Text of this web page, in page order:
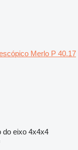
Merlo P 40.17
do eixo 4x4x4